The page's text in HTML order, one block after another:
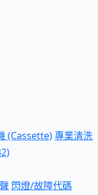
(Cassette)專業清洗
閃燈/故障代碼